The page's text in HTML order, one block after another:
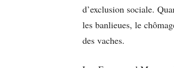
d’exclusion sociale.
les banlieues, le
des vaches.